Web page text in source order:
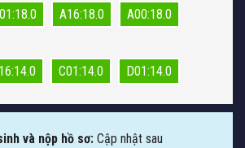
A16:18.0 A00:18.0
C01:14.0 D01:14.0
và nộp hồ sơ: Cập nhật sau